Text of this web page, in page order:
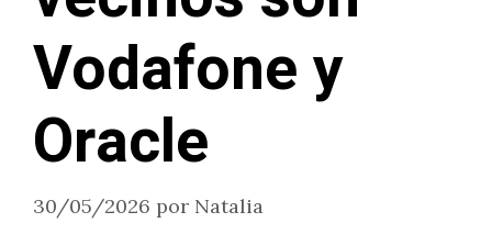
Vodafone y
Oracle
30/05/2026 por Natalia